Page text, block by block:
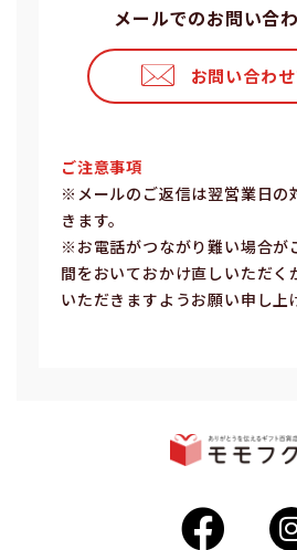
メールでのお問い合
お問い合わ
ご注意事項
※メールのご返信は翌営業⽇の
きます。
※お電話がつながり難い場合が
間をおいておかけ直しいただく
いただきますようお願い申し上